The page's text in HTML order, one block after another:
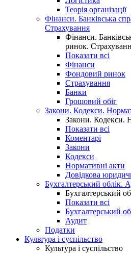
Теорія організації
Фінанси. Банківська
Страхування
Фінанси.
ринок.
Показати всі
Фінанси
Фондовий ринок
Страхування
Банки
Грошовий обіг
Закони. Кодекси.
Закони. Кодекси.
Показати всі
Коментарі
Закони
Кодекси
Нормативні акти
Довідкова
Бухгалтерський облік.
Бухгалтерський
Показати всі
Бухгалтерський
Аудит
Податки
Культура і суспільство
Культура і суспільство